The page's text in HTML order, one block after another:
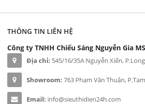
THÔNG TIN LIÊN HỆ
Công ty TNHH Chiếu Sáng Nguyễn Gia
Địa chỉ: 545/16/35A Nguyễn Xiển,
Showroom: 763 Phạm Văn Thuận,
Email: info@sieuthidien24h.com